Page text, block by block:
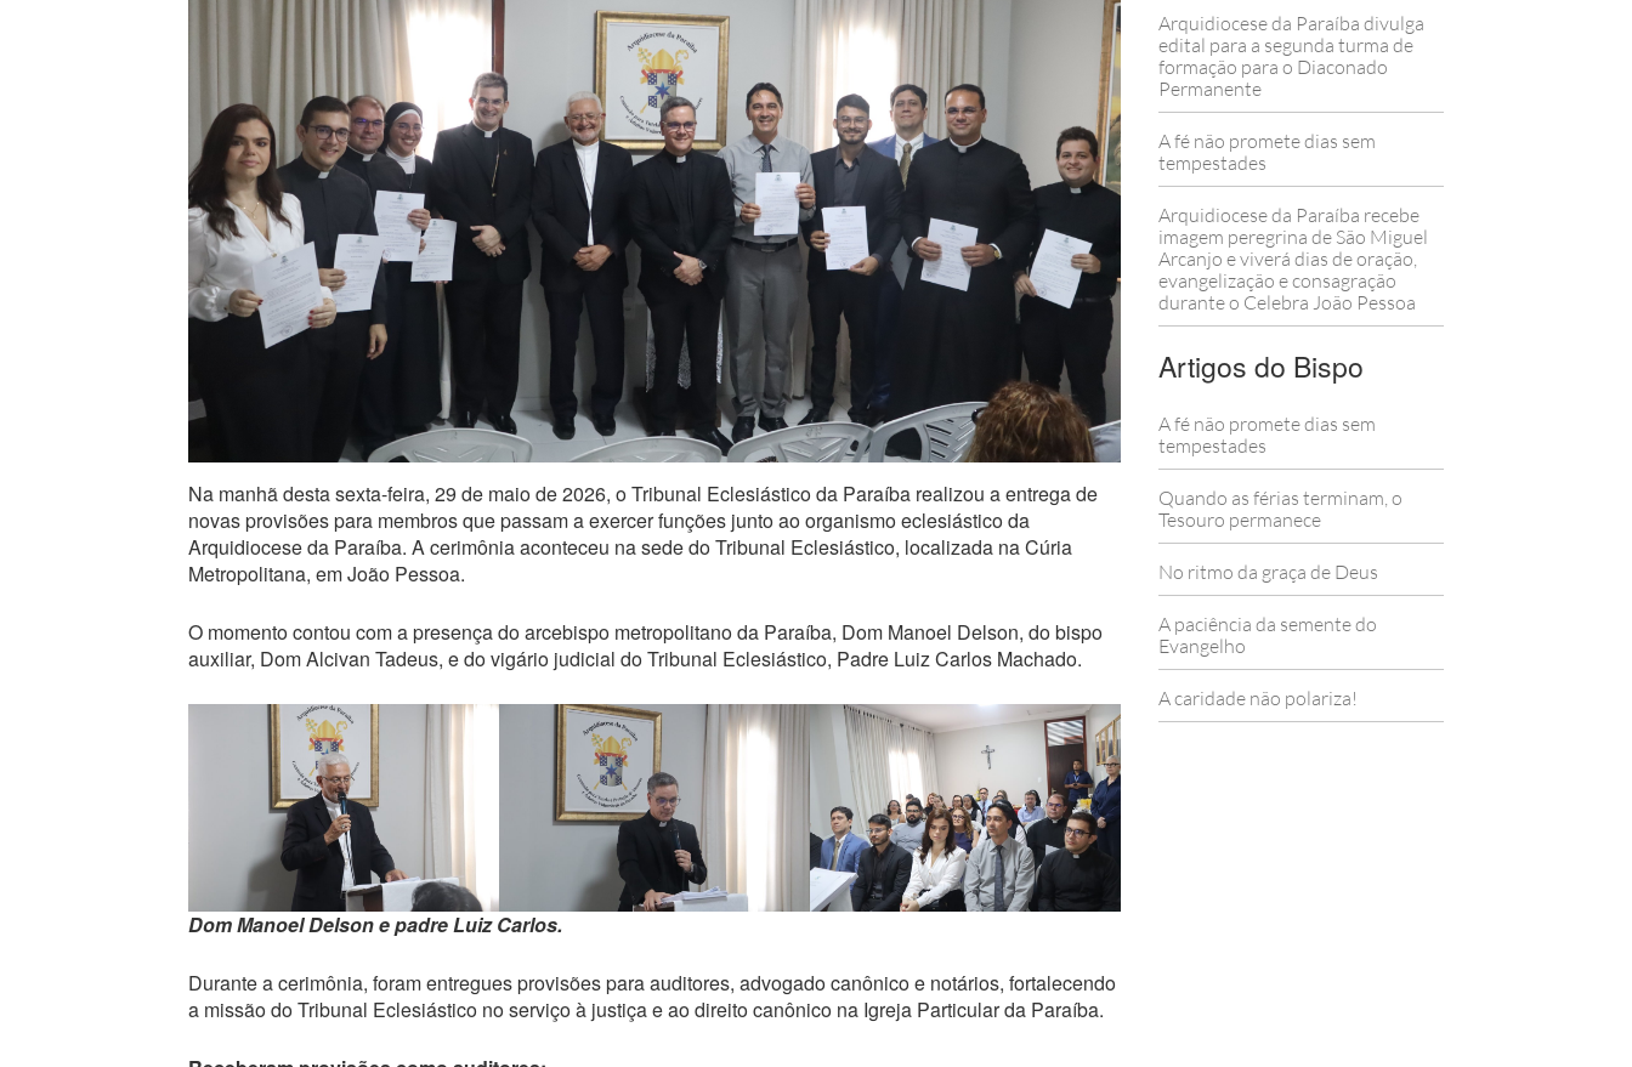
Na manhã desta sexta-feira, 29 de maio de 2026, o Tribunal Eclesiástico da Paraíba realizou a entrega de
novas provisões para membros que passam a exercer funções junto ao organismo eclesiástico da
Arquidiocese da Paraíba. A cerimônia aconteceu na sede do Tribunal Eclesiástico, localizada na Cúria
Metropolitana, em João Pessoa.
O momento contou com a presença do arcebispo metropolitano da Paraíba, Dom Manoel Delson, do bispo
auxiliar, Dom Alcivan Tadeus, e do vigário judicial do Tribunal Eclesiástico, Padre Luiz Carlos Machado.
Dom Manoel Delson e padre Luiz Carlos.
Durante a cerimônia, foram entregues provisões para auditores, advogado canônico e notários, fortalecendo
a missão do Tribunal Eclesiástico no serviço à justiça e ao direito canônico na Igreja Particular da Paraíba.
Arquidiocese da Paraíba divulga
edital para a segunda turma de
formação para o Diaconado
Permanente
A fé não promete dias sem
tempestades
Arquidiocese da Paraíba recebe
imagem peregrina de São Miguel
Arcanjo e viverá dias de oração,
evangelização e consagração
durante o Celebra João Pessoa
Artigos do Bispo
A fé não promete dias sem
tempestades
Quando as férias terminam, o
Tesouro permanece
No ritmo da graça de Deus
A paciência da semente do
Evangelho
A caridade não polariza!